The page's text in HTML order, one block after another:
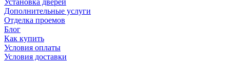
Установка дверей
Дополнительные услуги
Отделка проемов
Блог
Как купить
Условия оплаты
Условия доставки